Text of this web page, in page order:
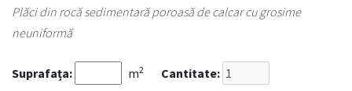
Plăci din rocă sedimentară poroasă de calcar cu grosime
neuniformă
Suprafața: m2 Cantitate: